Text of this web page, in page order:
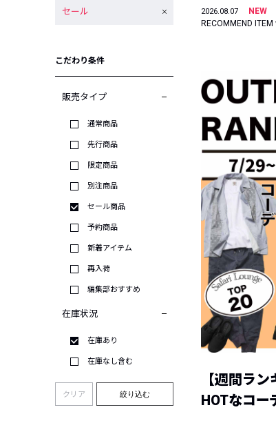
セール
こだわり条件
販売タイプ
通常商品
先行商品
限定商品
別注商品
セール商品
予約商品
新着アイテム
再入荷
編集部おすすめ
在庫状況
在庫あり
在庫なし含む
クリア 絞り込む
2026.08.07
NEW
RECOMMEND
【週間ラ
HOTなコー